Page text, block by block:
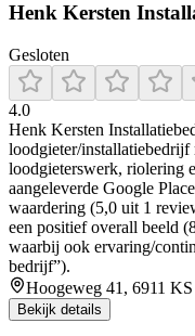
Henk Kersten
Gesloten
4.0
Henk Kersten
loodgieter/
loodgieterswerk, riolering
aangeleverde Google
waardering (5,0 uit 1
een positief overall beeld
waarbij ook ervaring/
bedrijf”).
Hoogeweg 41, 6911
Bekijk details